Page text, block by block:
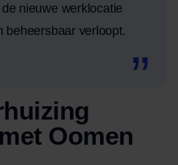
nieuwe werklocatie
beheersbaar verloopt.
Oomen